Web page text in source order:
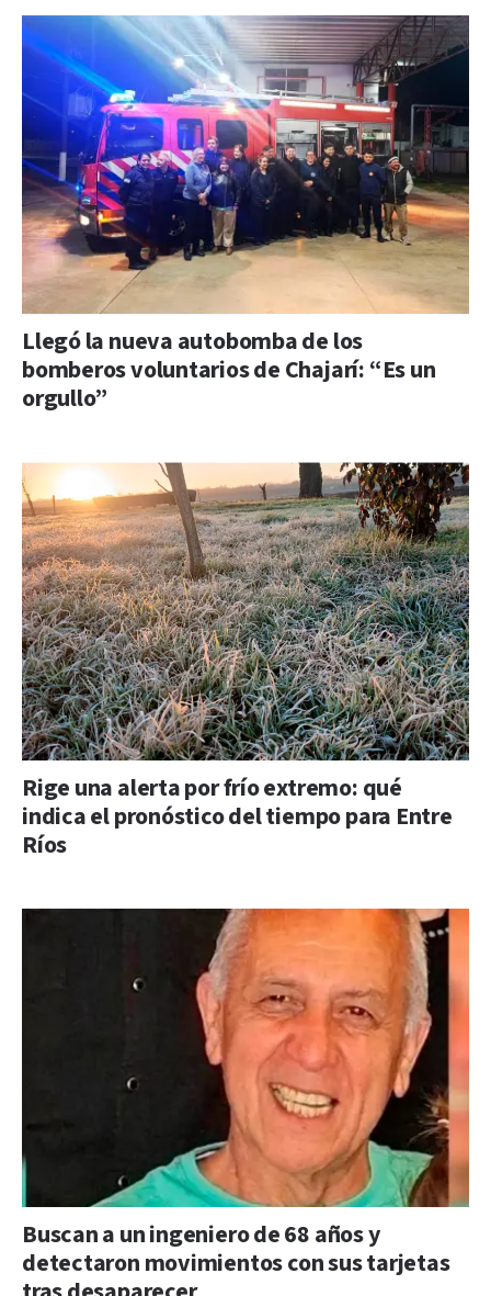
Llegó la nueva autobomba de los
bomberos voluntarios de Chajarí: “Es un
orgullo”
Rige una alerta por frío extremo: qué
indica el pronóstico del tiempo para Entre
Ríos
Buscan a un ingeniero de 68 años y
detectaron movimientos con sus tarjetas